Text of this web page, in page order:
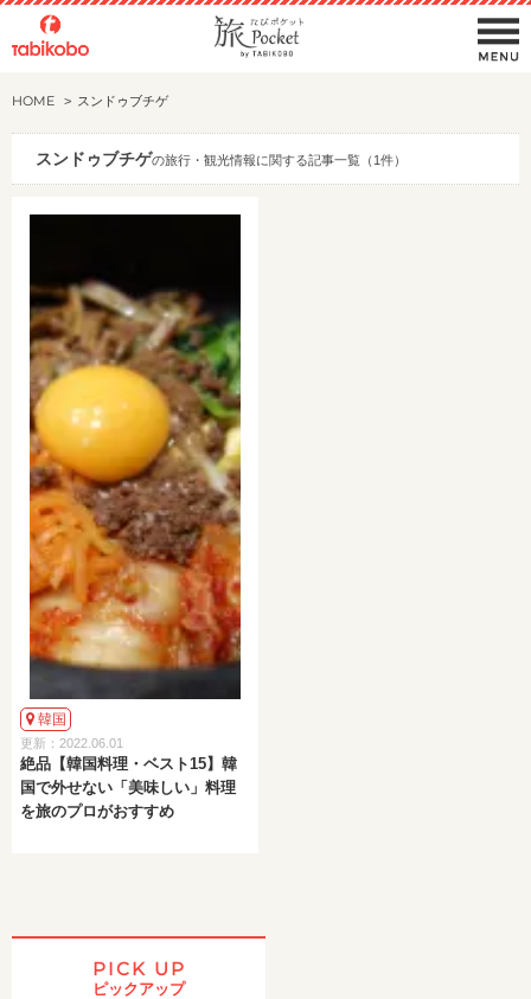
HOME スンドゥブチゲ
スンドゥブチゲの旅行・観光情報に関する記事一覧（1件）
韓国
更新：2022.06.01
絶品【韓国料理・ベスト15】韓
国で外せない「美味しい」料理
を旅のプロがおすすめ
PICK UP
ピックアップ